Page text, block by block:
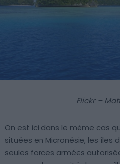
Flickr –
On est ici dans le même cas
situées en Micronésie, les îles
seules forces armées